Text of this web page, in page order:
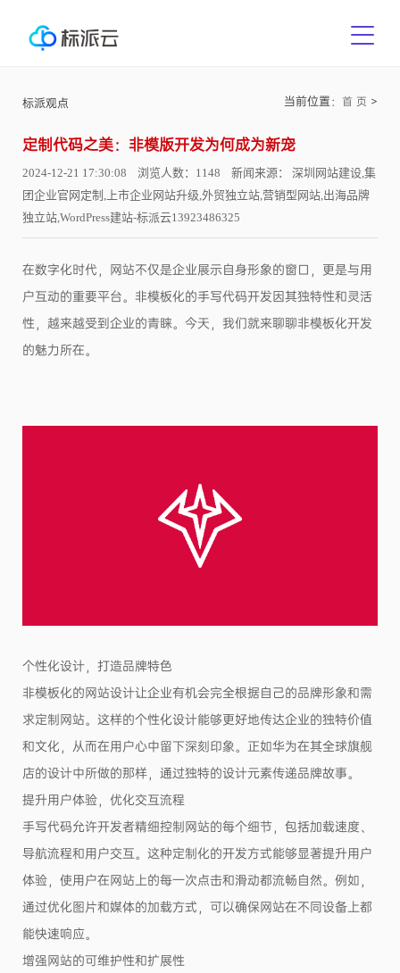
标派观点 当前位置： 首 页 >
定制代码之美：非模版开发为何成为新宠
2024-12-21 17:30:08 浏览人数：1148 新闻来源： 深圳网站建设,集
团企业官网定制,上市企业网站升级,外贸独立站,营销型网站,出海品牌
独立站,WordPress建站-标派云13923486325
在数字化时代，网站不仅是企业展示自身形象的窗口，更是与用
户互动的重要平台。非模板化的手写代码开发因其独特性和灵活
性，越来越受到企业的青睐。今天，我们就来聊聊非模板化开发
的魅力所在。
个性化设计，打造品牌特色
非模板化的网站设计让企业有机会完全根据自己的品牌形象和需
求定制网站。这样的个性化设计能够更好地传达企业的独特价值
和文化，从而在用户心中留下深刻印象。正如华为在其全球旗舰
店的设计中所做的那样，通过独特的设计元素传递品牌故事。
提升用户体验，优化交互流程
手写代码允许开发者精细控制网站的每个细节，包括加载速度、
导航流程和用户交互。这种定制化的开发方式能够显著提升用户
体验，使用户在网站上的每一次点击和滑动都流畅自然。例如，
通过优化图片和媒体的加载方式，可以确保网站在不同设备上都
能快速响应。
增强网站的可维护性和扩展性